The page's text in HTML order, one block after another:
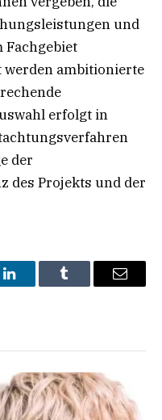
und
Fachgebiet
werden ambitionierte
erfolgt in
der
des Projekts und der
LinkedInTumblr Email